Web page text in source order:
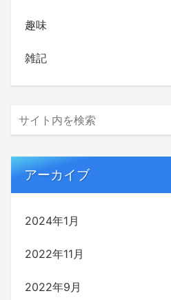
趣味
雑記
アーカイブ
2024年1月
2022年11月
2022年9月